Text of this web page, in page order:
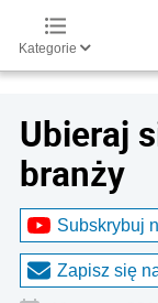
Kategorie
Ubieraj
branży
Subskrybuj
Zapisz się